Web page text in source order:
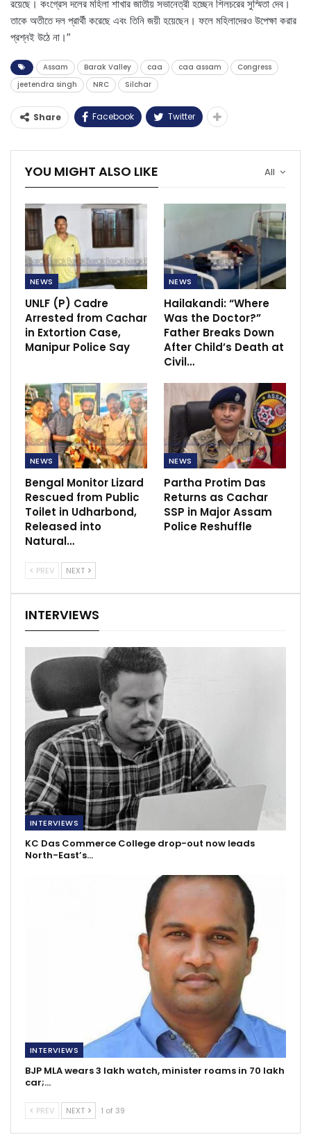
রয়েছে। কংগ্রেস দলের মহিলা শাখার জাতীয় সভানেত্রী হচ্ছেন শিলচরের সুস্মিতা দেব।
তাকে অতীতে দল প্রার্থী করেছে এবং তিনি জয়ী হয়েছেন। ফলে মহিলাদেরও উপেক্ষা করার
প্রশ্নই উঠে না।”
Assam Barak Valley caa caa assam
Congress
jeetendra singh
NRC Silchar
Share Facebook Twitter
All
YOU MIGHT ALSO LIKE
NEWS
UNLF (P) Cadre
Arrested from Cachar
in Extortion Case,
Manipur Police Say
NEWS
Hailakandi: “Where
Was the Doctor?”
Father Breaks Down
After Child’s Death at
Civil…
NEWS
Bengal Monitor Lizard
Rescued from Public
Toilet in Udharbond,
Released into
Natural…
NEWS
Partha Protim Das
Returns as Cachar
SSP in Major Assam
Police Reshuffle
PREV NEXT
INTERVIEWS
INTERVIEWS
KC Das Commerce College drop-out now leads
North-East’s…
INTERVIEWS
BJP MLA wears 3 lakh watch, minister roams in 70 lakh
car;…
PREV NEXT 1 of 39